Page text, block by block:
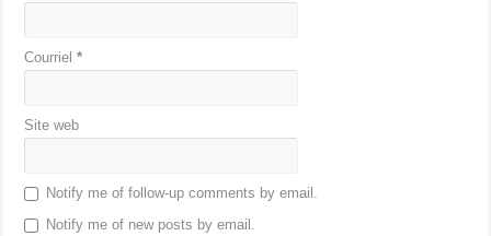
Courriel*
Site web
Notify me of follow-up comments by email.
Notify me of new posts by email.